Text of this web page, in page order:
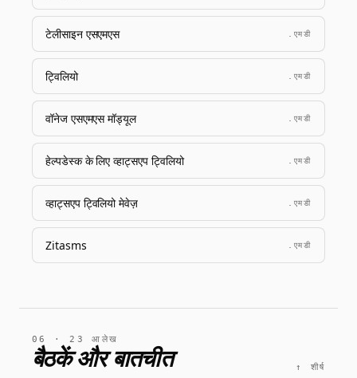
टेलीसाइन एसएमएस .एमडी
ट्विलियो .एमडी
वॉनेज एसएमएस मॉड्यूल .एमडी
हेल्पडेस्क के लिए व्हाट्सएप ट्विलियो .एमडी
व्हाट्सएप ट्विलियो मेवेज़ .एमडी
Zitasms .एमडी
06 · 23 आलेख
बैठकें और बातचीत ↑ शीर्ष